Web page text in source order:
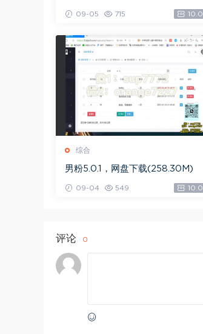
09-05 715 10.0
综合
男粉5.0.1，网盘下载(258.30M)
09-04 549 10.0
评论 0